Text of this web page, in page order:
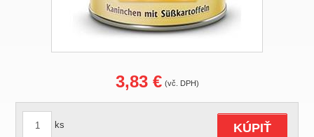
3,83 € (vč. DPH)
ks KÚPIŤ